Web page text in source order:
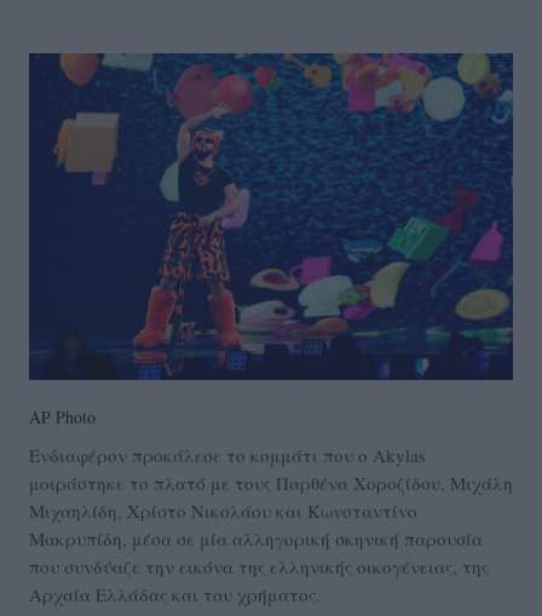
AP Photo
Ενδιαφέρον προκάλεσε το κομμάτι που ο Akylas
μοιράστηκε το πλατό με τους Παρθένα Χοροζίδου, Μιχάλη
Μιχαηλίδη, Χρίστο Νικολάου και Κωνσταντίνο
Μακρυπίδη, μέσα σε μία αλληγορική σκηνική παρουσία
που συνδύαζε την εικόνα της ελληνικής οικογένειας, της
Αρχαία Ελλάδας και του χρήματος.